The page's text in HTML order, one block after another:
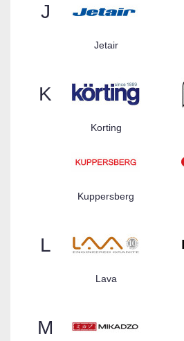
J
Jetair
K
Korting
Kuppersberg
L
Lava
M